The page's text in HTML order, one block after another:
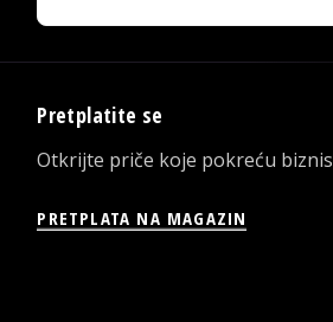
Pretplatite se
Otkrijte priče koje pokreću biznis
PRETPLATA NA MAGAZIN